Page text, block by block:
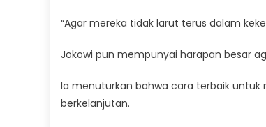
“Agar mereka tidak larut terus dalam
Jokowi pun mempunyai harapan besar
Ia menuturkan bahwa cara terbaik
berkelanjutan.